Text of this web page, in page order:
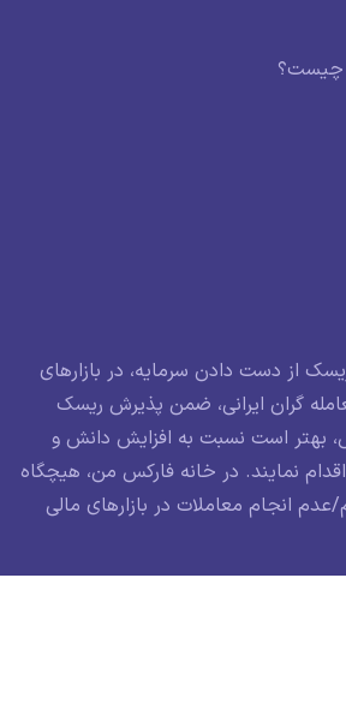
چیست؟
از دست دادن سرمایه، در بازارهای
گران ایرانی، ضمن پذیرش ریسک
بهتر است نسبت به افزایش دانش و
اقدام نمایند. در خانه فارکس من، هیچگاه
عدم انجام معاملات در بازارهای مالی